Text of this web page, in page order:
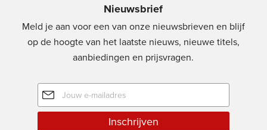
Nieuwsbrief
Meld je aan voor een van onze nieuwsbrieven en blijf
op de hoogte van het laatste nieuws, nieuwe titels,
aanbiedingen en prijsvragen.
E-
mailadres
Inschrijven